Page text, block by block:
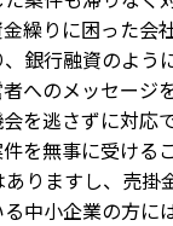
繰りに困った
銀行融資のよ
へのメッセージ
を逃さずに対
を無事に受ける
りますし、売
中小企業の方に